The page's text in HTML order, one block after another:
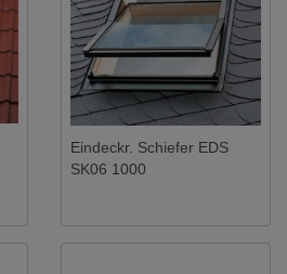
Eindeckr. Schiefer EDS
SK06 1000